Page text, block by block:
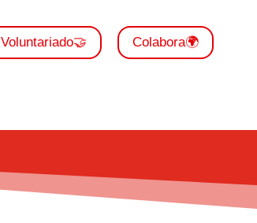
Voluntariado🤝 Colabora🌍